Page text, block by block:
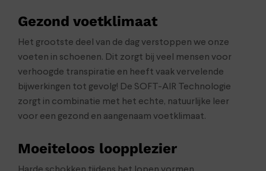
Gezond voetklimaat
Het grootste deel van de dag verstoppen we onze
voeten in schoenen. Dit zorgt bij veel mensen voor
verhoogde transpiratie en heeft vaak vervelende
bijwerkingen tot gevolg! De SOFT-AIR Technologie
zorgt in combinatie met het echte, natuurlijke leer
voor een gezond en aangenaam voetklimaat.
Moeiteloos loopplezier